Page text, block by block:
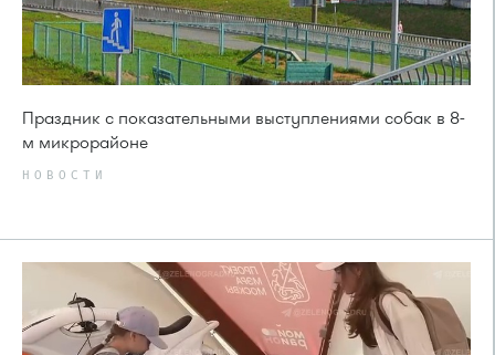
Праздник с показательными выступлениями собак в 8-
м микрорайоне
НОВОСТИ